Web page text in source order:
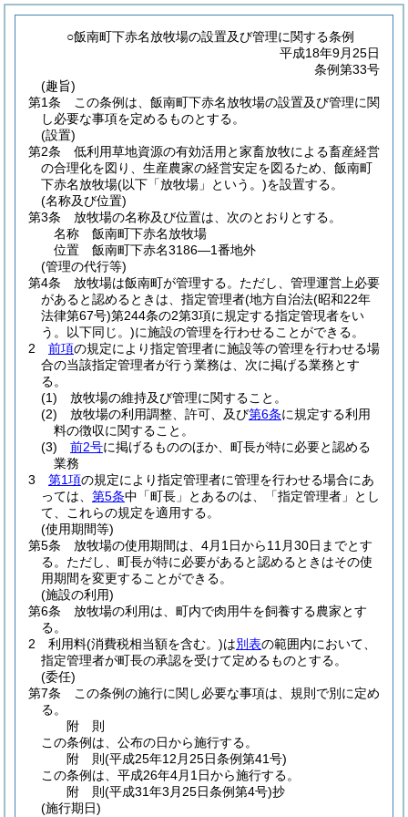
○飯南町下赤名放牧場の設置及び管理に関する条例
平成18年9月25日
条例第33号
(趣旨)
第1条
この条例は、飯南町下赤名放牧場の設置及び管理に関
し必要な事項を定めるものとする。
(設置)
第2条
低利用草地資源の有効活用と家畜放牧による畜産経営
の合理化を図り、生産農家の経営安定を図るため、飯南町
下赤名放牧場(以下「放牧場」という。)を設置する。
(名称及び位置)
第3条
放牧場の名称及び位置は、次のとおりとする。
名称 飯南町下赤名放牧場
位置 飯南町下赤名3186―1番地外
(管理の代行等)
第4条
放牧場は飯南町が管理する。 ただし、管理運営上必要
があると認めるときは、指定管理者(地方自治法(昭和22年
法律第67号)第244条の2第3項に規定する指定管現者をい
う。以下同じ。)に施設の管理を行わせることができる。
2
前項の規定により指定管理者に施設等の管理を行わせる場
合の当該指定管理者が行う業務は、次に掲げる業務とす
る。
(1)
放牧場の維持及び管理に関すること。
(2)
放牧場の利用調整、許可、及び第6条に規定する利用
料の徴収に関すること。
(3)
前2号に掲げるもののほか、町長が特に必要と認める
業務
3
第1項の規定により指定管理者に管理を行わせる場合にあ
っては、 第5条中「町長」とあるのは、「指定管理者」とし
て、これらの規定を適用する。
(使用期間等)
第5条
放牧場の使用期間は、4月1日から11月30日までとす
る。 ただし、町長が特に必要があると認めるときはその使
用期間を変更することができる。
(施設の利用)
第6条
放牧場の利用は、町内で肉用牛を飼養する農家とす
る。
2
利用料(消費税相当額を含む。)は別表の範囲内において、
指定管理者が町長の承認を受けて定めるものとする。
(委任)
第7条
この条例の施行に関し必要な事項は、規則で別に定め
る。
附 則
この条例は、公布の日から施行する。
附 則(平成25年12月25日条例第41号)
この条例は、平成26年4月1日から施行する。
附 則(平成31年3月25日条例第4号)抄
(施行期日)